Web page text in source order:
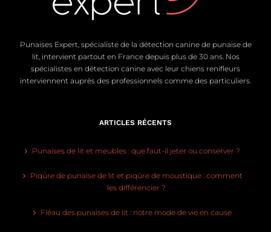
Punaises Expert, spécialiste de la détection canine de punaise de
lit, intervient partout en France depuis plus de 30 ans. Nos
spécialistes en détection canine avec leur chiens renifleurs
interviennent auprès des professionnels comme des particuliers.
ARTICLES RÉCENTS
Punaises de lit et meubles : que faut-il jeter ou conserver ?
Piqûre de punaise de lit et piqûre de moustique : comment
les différencier ?
Fléau des punaises de lit : notre mode de vie en cause